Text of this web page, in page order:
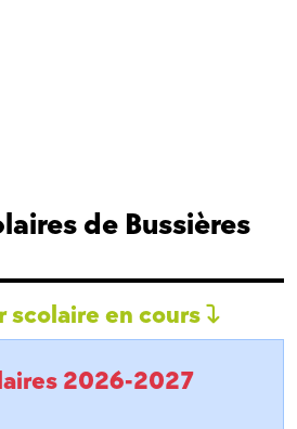
de Bussières
scolaire en cours
2026-2027